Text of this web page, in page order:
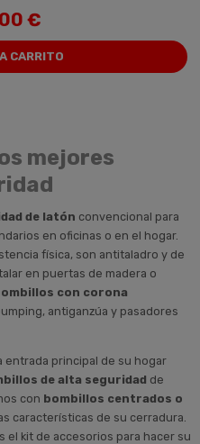
€
CARRITO
mejores
de latón convencional para
en oficinas o en el hogar.
física, son antitaladro y de
en puertas de madera o
con corona
antiganzúa y pasadores
entrada principal de su hogar
de alta seguridad de
con bombillos centrados o
características de su cerradura.
kit de accesorios para hacer su